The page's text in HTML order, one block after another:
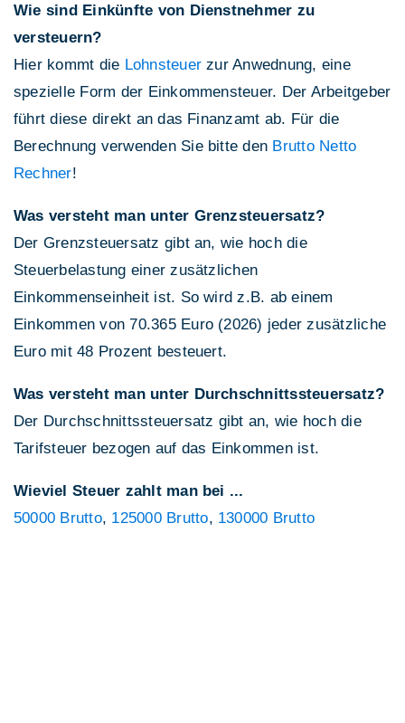
Wie sind Einkünfte von Dienstnehmer zu
versteuern?
Hier kommt die Lohnsteuer zur Anwednung, eine
spezielle Form der Einkommensteuer. Der Arbeitgeber
führt diese direkt an das Finanzamt ab. Für die
Berechnung verwenden Sie bitte den Brutto Netto
Rechner!
Was versteht man unter Grenzsteuersatz?
Der Grenzsteuersatz gibt an, wie hoch die
Steuerbelastung einer zusätzlichen
Einkommenseinheit ist. So wird z.B. ab einem
Einkommen von 70.365 Euro (2026) jeder zusätzliche
Euro mit 48 Prozent besteuert.
Was versteht man unter Durchschnittssteuersatz?
Der Durchschnittssteuersatz gibt an, wie hoch die
Tarifsteuer bezogen auf das Einkommen ist.
Wieviel Steuer zahlt man bei ...
50000 Brutto, 125000 Brutto, 130000 Brutto